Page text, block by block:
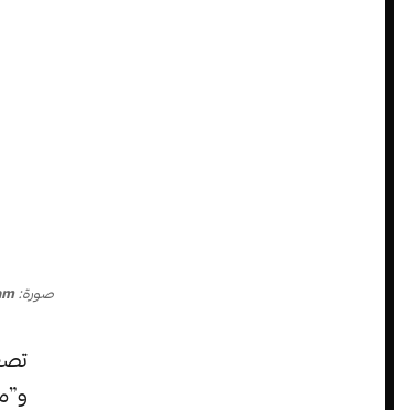
صورة: